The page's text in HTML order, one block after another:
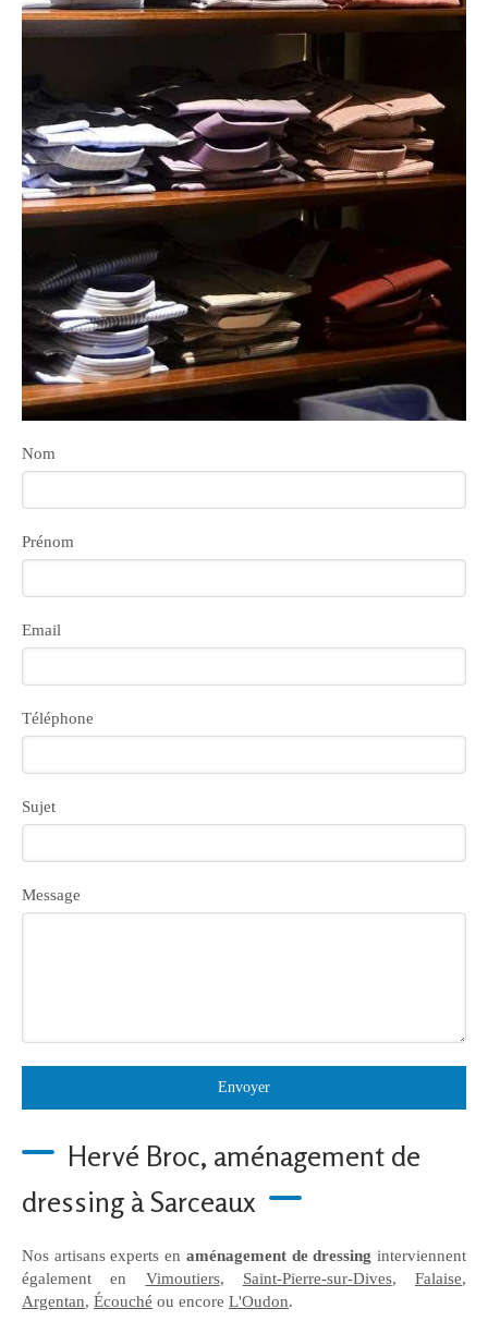
Nom
Prénom
Email
Téléphone
Sujet
Message
Envoyer
Hervé Broc, aménagement de
dressing à Sarceaux
Nos artisans experts en aménagement de dressing interviennent
également en Vimoutiers, Saint-Pierre-sur-Dives, Falaise,
Argentan, Écouché ou encore L'Oudon.